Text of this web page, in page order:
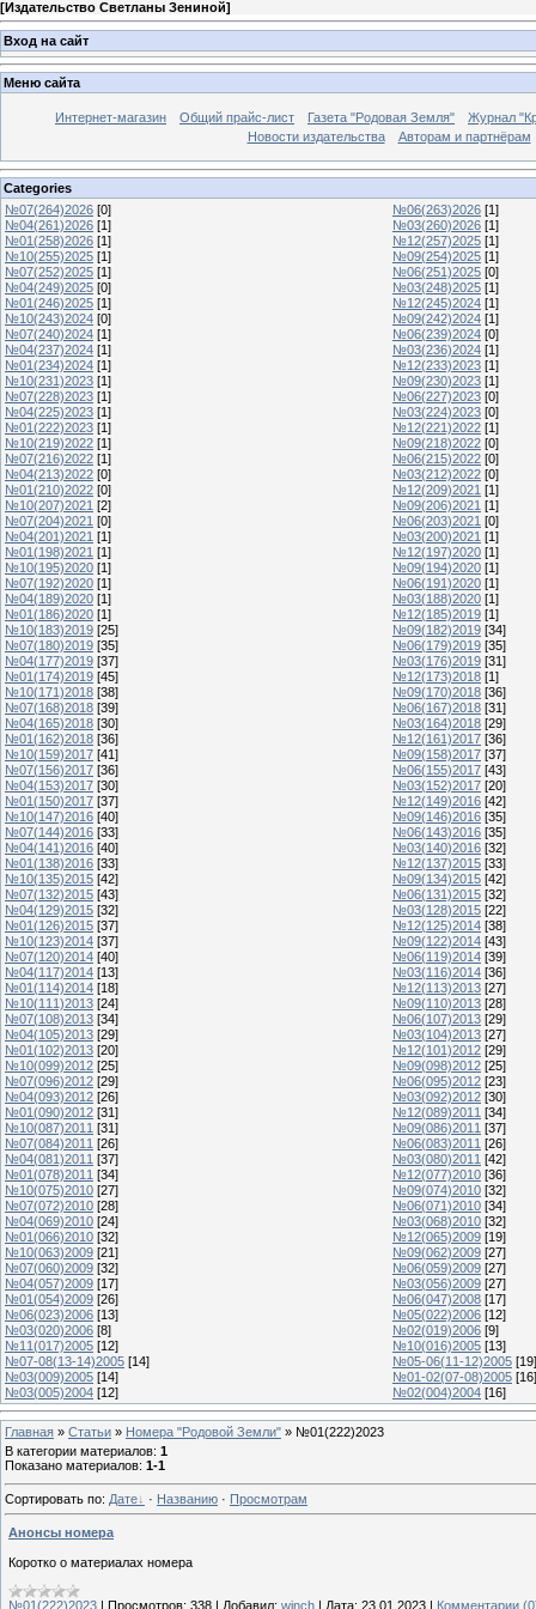
[Издательство Светланы Зениной]
Вход на сайт
Меню сайта
Интернет-магазин Общий прайс-лист Газета "Родовая Земля"
Журнал
Новости издательства
Авторам и партнёрам
Categories
№07(264)2026 [0] №06(263)2026 [1]
№04(261)2026 [1] №03(260)2026 [1]
№01(258)2026 [1] №12(257)2025 [1]
№10(255)2025 [1] №09(254)2025 [1]
№07(252)2025 [1] №06(251)2025 [0]
№04(249)2025 [0] №03(248)2025 [1]
№01(246)2025 [1] №12(245)2024 [1]
№10(243)2024 [0] №09(242)2024 [1]
№07(240)2024 [1] №06(239)2024 [0]
№04(237)2024 [1] №03(236)2024 [1]
№01(234)2024 [1] №12(233)2023 [1]
№10(231)2023 [1] №09(230)2023 [1]
№07(228)2023 [1] №06(227)2023 [0]
№04(225)2023 [1] №03(224)2023 [0]
№01(222)2023 [1] №12(221)2022 [1]
№10(219)2022 [1] №09(218)2022 [0]
№07(216)2022 [1] №06(215)2022 [0]
№04(213)2022 [0] №03(212)2022 [0]
№01(210)2022 [0] №12(209)2021 [1]
№10(207)2021 [2] №09(206)2021 [1]
№07(204)2021 [0] №06(203)2021 [0]
№04(201)2021 [1] №03(200)2021 [1]
№01(198)2021 [1] №12(197)2020 [1]
№10(195)2020 [1] №09(194)2020 [1]
№07(192)2020 [1] №06(191)2020 [1]
№04(189)2020 [1] №03(188)2020 [1]
№01(186)2020 [1] №12(185)2019 [1]
№10(183)2019 [25] №09(182)2019 [34]
№07(180)2019 [35] №06(179)2019 [35]
№04(177)2019 [37] №03(176)2019 [31]
№01(174)2019 [45] №12(173)2018 [1]
№10(171)2018 [38] №09(170)2018 [36]
№07(168)2018 [39] №06(167)2018 [31]
№04(165)2018 [30] №03(164)2018 [29]
№01(162)2018 [36] №12(161)2017 [36]
№10(159)2017 [41] №09(158)2017 [37]
№07(156)2017 [36] №06(155)2017 [43]
№04(153)2017 [30] №03(152)2017 [20]
№01(150)2017 [37] №12(149)2016 [42]
№10(147)2016 [40] №09(146)2016 [35]
№07(144)2016 [33] №06(143)2016 [35]
№04(141)2016 [40] №03(140)2016 [32]
№01(138)2016 [33] №12(137)2015 [33]
№10(135)2015 [42] №09(134)2015 [42]
№07(132)2015 [43] №06(131)2015 [32]
№04(129)2015 [32] №03(128)2015 [22]
№01(126)2015 [37] №12(125)2014 [38]
№10(123)2014 [37] №09(122)2014 [43]
№07(120)2014 [40] №06(119)2014 [39]
№04(117)2014 [13] №03(116)2014 [36]
№01(114)2014 [18] №12(113)2013 [27]
№10(111)2013 [24] №09(110)2013 [28]
№07(108)2013 [34] №06(107)2013 [29]
№04(105)2013 [29] №03(104)2013 [27]
№01(102)2013 [20] №12(101)2012 [29]
№10(099)2012 [25] №09(098)2012 [25]
№07(096)2012 [29] №06(095)2012 [23]
№04(093)2012 [26] №03(092)2012 [30]
№01(090)2012 [31] №12(089)2011 [34]
№10(087)2011 [31] №09(086)2011 [37]
№07(084)2011 [26] №06(083)2011 [26]
№04(081)2011 [37] №03(080)2011 [42]
№01(078)2011 [34] №12(077)2010 [36]
№10(075)2010 [27] №09(074)2010 [32]
№07(072)2010 [28] №06(071)2010 [34]
№04(069)2010 [24] №03(068)2010 [32]
№01(066)2010 [32] №12(065)2009 [19]
№10(063)2009 [21] №09(062)2009 [27]
№07(060)2009 [32] №06(059)2009 [27]
№04(057)2009 [17] №03(056)2009 [27]
№01(054)2009 [26] №06(047)2008 [17]
№06(023)2006 [13] №05(022)2006 [12]
№03(020)2006 [8] №02(019)2006 [9]
№11(017)2005 [12] №10(016)2005 [13]
№07-08(13-14)2005 [14] №05-06(11-12)2005 [19]
№03(009)2005 [14] №01-02(07-08)2005 [16]
№03(005)2004 [12] №02(004)2004 [16]
Главная » Статьи » Номера "Родовой Земли" » №01(222)2023
В категории материалов: 1
Показано материалов: 1-1
Сортировать по: Дате · Названию · Просмотрам
Анонсы номера
Коротко о материалах номера
№01(222)2023 Просмотров: 338 Добавил: winch Дата: 23.01.2023 Комментарии